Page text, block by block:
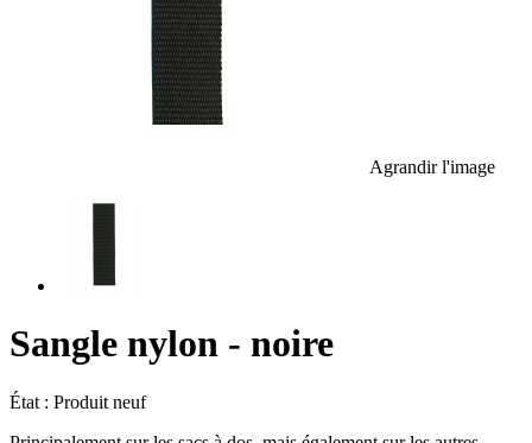
Agrandir l'image
Sangle nylon - noire
État : Produit neuf